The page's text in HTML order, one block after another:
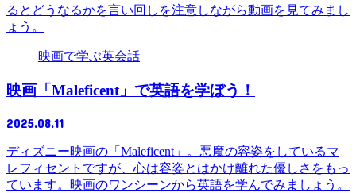
るとどうなるかを言い回しを注意しながら動画を見てみまし
ょう。
映画で学ぶ英会話
映画「Maleficent」で英語を学ぼう！
2025.08.11
ディズニー映画の「Maleficent」。悪魔の容姿をしているマ
レフィセントですが、心は容姿とはかけ離れた優しさをもっ
ています。映画のワンシーンから英語を学んでみましょう。